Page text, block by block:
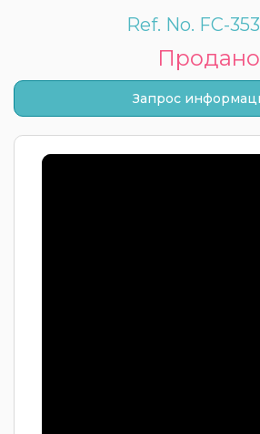
Ref. No. FC-
Продано
Запрос